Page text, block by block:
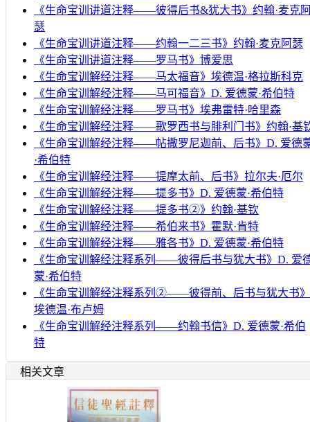
《生命宝训讲道注释——彼得后书&犹大书》约翰·麦克
瑟
《生命宝训讲道注释——约翰一二三书》约翰·麦克阿瑟
《生命宝训讲道注释——罗马书》博爱思
《生命宝训解经注释——马太福音》埃德温·格拉斯科克
《生命宝训解经注释——马可福音》D. 爱德蒙·希伯特
《生命宝训解经注释——罗马书》埃弗雷特·哈里森
《生命宝训解经注释——歌罗西书与腓利门书》约翰·基
《生命宝训解经注释——帖撒罗尼迦前、后书》D. 爱德
·希伯特
《生命宝训解经注释——提摩太前、后书》拉尔夫·厄尔
《生命宝训解经注释——提多书》D. 爱德蒙·希伯特
《生命宝训解经注释——提多书②》约翰·基钦
《生命宝训解经注释——希伯来书》霍默·肯特
《生命宝训解经注释——雅各书》D. 爱德蒙·希伯特
《生命宝训解经注释系列——彼得后书与犹大书》D. 爱
蒙·希伯特
《生命宝训解经注释系列②——彼得前、后书与犹大书》
埃德温·布卢姆
《生命宝训解经注释系列——约翰书信》D. 爱德蒙·希伯
特
相关文章